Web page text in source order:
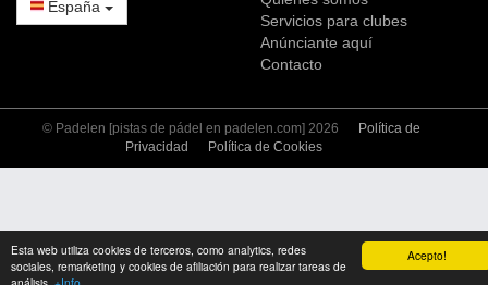
Acepto!
Esta web utiliza cookies de terceros, como analytics, redes
sociales, remarketing y cookies de afiliación para realizar tareas de
España
Servicios para clubes
Anúnciante aquí
Contacto
© Padelen [pistas de pádel en padelen.com] 2026
Política de
Privacidad
Política de Cookies